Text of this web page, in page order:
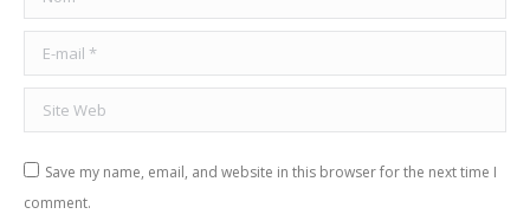
E-mail *
Site Web
Save my name, email, and website in this browser for the next time I
comment.